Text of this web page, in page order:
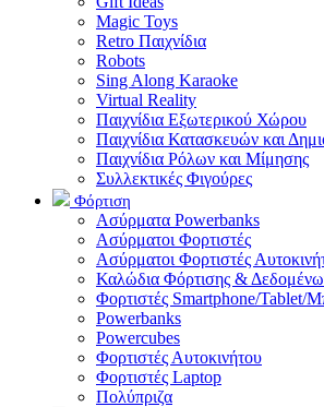
Magic Toys
Retro Παιχνίδια
Robots
Sing Along Karaoke
Virtual Reality
Παιχνίδια Εξωτερικού Χώρου
Παιχνίδια Κατασκευών και
Παιχνίδια Ρόλων και Μίμησης
Συλλεκτικές Φιγούρες
Φόρτιση
Ασύρματα Powerbanks
Aσύρματοι Φορτιστές
Ασύρματοι Φορτιστές
Καλώδια Φόρτισης &
Φορτιστές Smartphone/Tablet/
Powerbanks
Powercubes
Φορτιστές Αυτοκινήτου
Φορτιστές Laptop
Πολύπριζα